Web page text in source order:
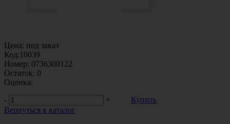
Цена: под заказ
Код:10039
Номер: 0736300122
Остаток: 0
Оценка:
-
+
Купить
Вернуться в каталог